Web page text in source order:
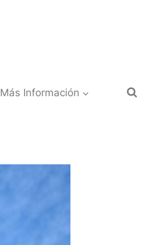
Más Información